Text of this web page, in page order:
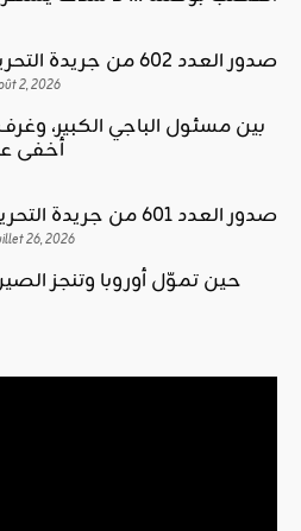
صدور العدد 602 من جريدة التحرير
2, 2026
بين مسئول الباجي الكبير،
أخفى
صدور العدد 601 من جريدة التحرير
26, 2026
حين تموّل أوروبا وتنجز